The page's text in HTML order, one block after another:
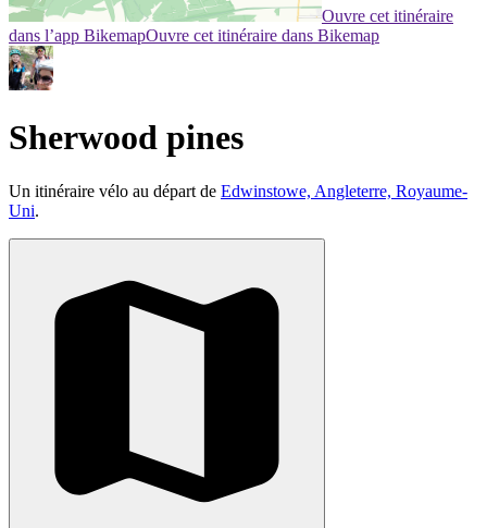
Ouvre cet itinéraire
dans l’app BikemapOuvre cet itinéraire dans Bikemap
Sherwood pines
Un itinéraire vélo au départ de Edwinstowe, Angleterre, Royaume-
Uni.